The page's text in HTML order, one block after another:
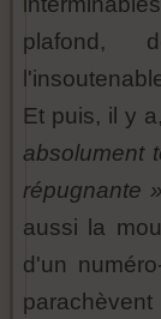
plafond,
Et puis, il y
absolument
répugnante
aussi la
d'un